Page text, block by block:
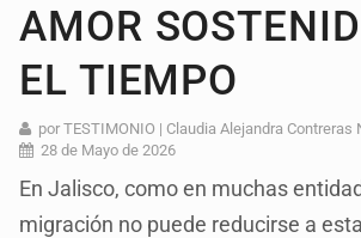
AMOR
EL TIEMPO
por TESTIMONIO | Claudia Alejandra Contreras
28 de Mayo de 2026
En Jalisco, como en muchas
migración no puede reducirse a